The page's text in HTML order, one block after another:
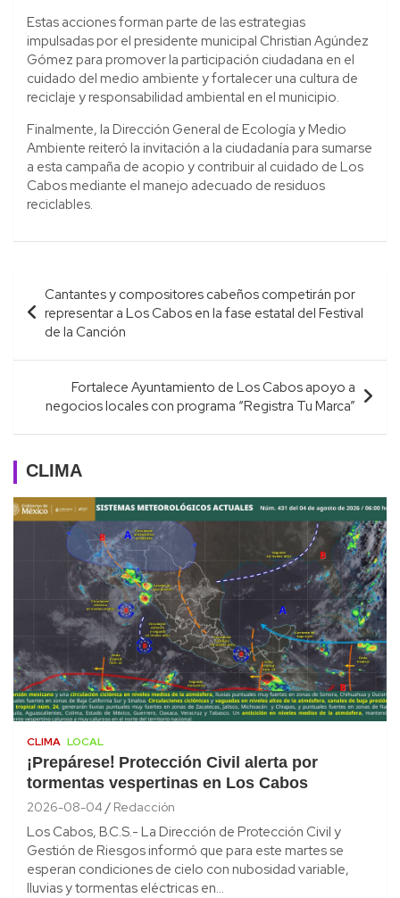
Estas acciones forman parte de las estrategias
impulsadas por el presidente municipal Christian Agúndez
Gómez para promover la participación ciudadana en el
cuidado del medio ambiente y fortalecer una cultura de
reciclaje y responsabilidad ambiental en el municipio.
Finalmente, la Dirección General de Ecología y Medio
Ambiente reiteró la invitación a la ciudadanía para sumarse
a esta campaña de acopio y contribuir al cuidado de Los
Cabos mediante el manejo adecuado de residuos
reciclables.
Navegación
de
entradas
Cantantes y compositores cabeños competirán por
representar a Los Cabos en la fase estatal del Festival
de la Canción
Fortalece Ayuntamiento de Los Cabos apoyo a
negocios locales con programa “Registra Tu Marca”
CLIMA
CLIMA LOCAL
¡Prepárese! Protección Civil alerta por
tormentas vespertinas en Los Cabos
2026-08-04 Redacción
Los Cabos, B.C.S.- La Dirección de Protección Civil y
Gestión de Riesgos informó que para este martes se
esperan condiciones de cielo con nubosidad variable,
lluvias y tormentas eléctricas en…